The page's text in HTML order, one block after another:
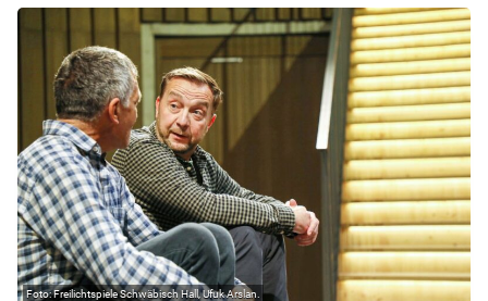
Freilichtspiele Schwäbisch Hall, Ufuk Arslan.